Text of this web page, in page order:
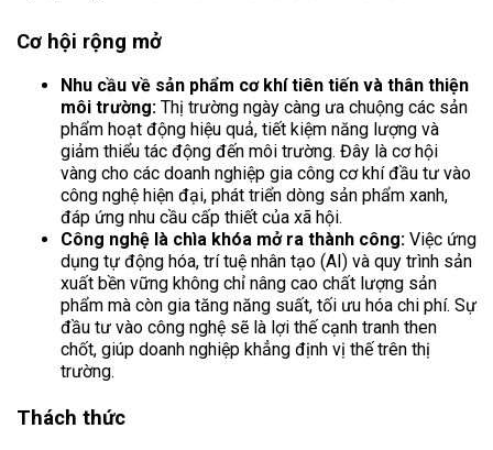
Cơ hội rộng mở
Nhu cầu về sản phẩm cơ khí tiên tiến và thân thiện
môi trường: Thị trường ngày càng ưa chuộng các sản
phẩm hoạt động hiệu quả, tiết kiệm năng lượng và
giảm thiểu tác động đến môi trường. Đây là cơ hội
vàng cho các doanh nghiệp gia công cơ khí đầu tư vào
công nghệ hiện đại, phát triển dòng sản phẩm xanh,
đáp ứng nhu cầu cấp thiết của xã hội.
Công nghệ là chìa khóa mở ra thành công: Việc ứng
dụng tự động hóa, trí tuệ nhân tạo (AI) và quy trình sản
xuất bền vững không chỉ nâng cao chất lượng sản
phẩm mà còn gia tăng năng suất, tối ưu hóa chi phí. Sự
đầu tư vào công nghệ sẽ là lợi thế cạnh tranh then
chốt, giúp doanh nghiệp khẳng định vị thế trên thị
trường.
Thách thức